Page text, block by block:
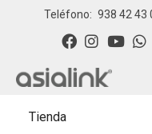
Teléfono: 938 42 43
Tienda